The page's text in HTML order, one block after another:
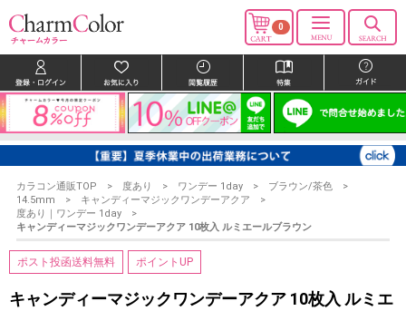
0
カラコン通販TOP 度あり ワンデー 1day
ブラウン/茶色
14.5mm
キャンディーマジックワンデーアクア
度あり｜ワンデー 1day
キャンディーマジックワンデーアクア 10枚入 ルミエールブラウン
ポスト投函送料無料 ポイントUP
キャンディーマジックワンデーアクア 10枚入 ルミエ